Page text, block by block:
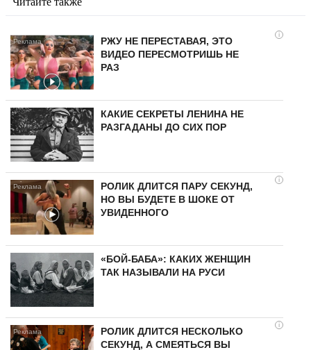
i
РЖУ НЕ ПЕРЕСТАВАЯ, ЭТО
ВИДЕО ПЕРЕСМОТРИШЬ НЕ
РАЗ
КАКИЕ СЕКРЕТЫ ЛЕНИНА НЕ
РАЗГАДАНЫ ДО СИХ ПОР
i
РОЛИК ДЛИТСЯ ПАРУ СЕКУНД,
НО ВЫ БУДЕТЕ В ШОКЕ ОТ
УВИДЕННОГО
«БОЙ-БАБА»: КАКИХ ЖЕНЩИН
ТАК НАЗЫВАЛИ НА РУСИ
i
РОЛИК ДЛИТСЯ НЕСКОЛЬКО
СЕКУНД, А СМЕЯТЬСЯ ВЫ